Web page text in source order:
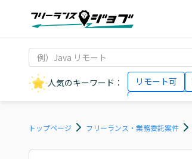
人気のキーワード： リモート可
AIエンジニア
トップページ フリーランス・業務委託案件